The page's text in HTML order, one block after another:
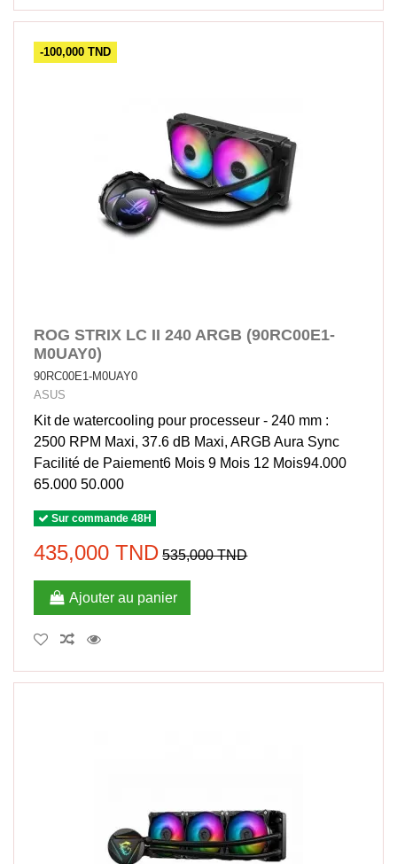
-100,000 TND
ROG STRIX LC II 240 ARGB (90RC00E1-
M0UAY0)
90RC00E1-M0UAY0
ASUS
Kit de watercooling pour processeur - 240 mm :
2500 RPM Maxi, 37.6 dB Maxi, ARGB Aura Sync
Facilité de Paiement6 Mois 9 Mois 12 Mois94.000
65.000 50.000
Sur commande 48H
435,000 TND 535,000 TND
Ajouter au panier